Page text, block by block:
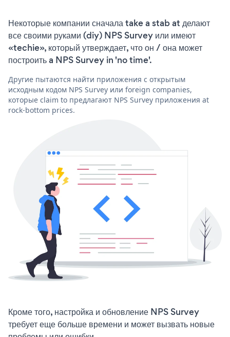
Некоторые компании сначала take a stab at делают
все своими руками (diy) NPS Survey или имеют
«techie», который утверждает, что он / она может
построить a NPS Survey in 'no time'.
Другие пытаются найти приложения с открытым
исходным кодом NPS Survey или foreign companies,
которые claim to предлагают NPS Survey приложения at
rock-bottom prices.
Кроме того, настройка и обновление NPS Survey
требует еще больше времени и может вызвать новые